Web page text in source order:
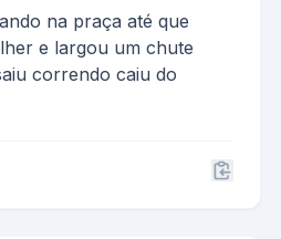
na praça até que
e largou um chute
correndo caiu do